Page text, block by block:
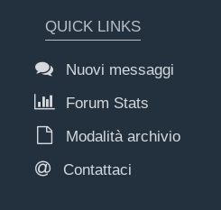
QUICK LINKS
Nuovi messaggi
Forum Stats
Modalità archivio
Contattaci